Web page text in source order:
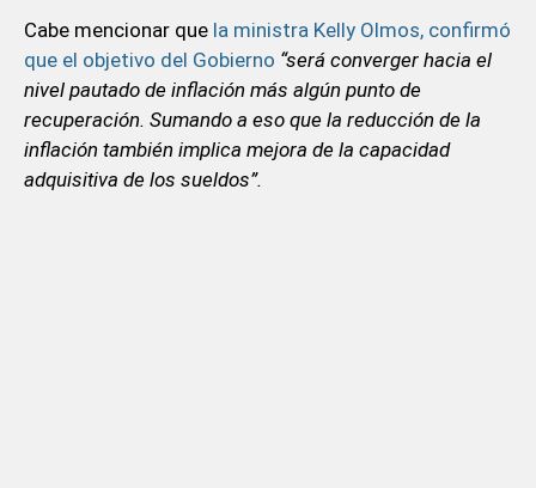
Cabe mencionar que la ministra Kelly Olmos, confirmó
que el objetivo del Gobierno “será converger hacia el
nivel pautado de inflación más algún punto de
recuperación. Sumando a eso que la reducción de la
inflación también implica mejora de la capacidad
adquisitiva de los sueldos”.